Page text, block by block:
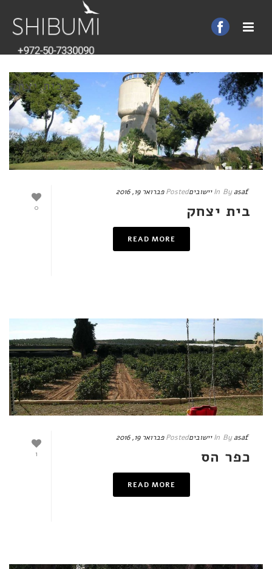
בית יצחק
0
Byasaf
In יישוביםPosted פברואר 19, 2016
בית יצחק
READ MORE
1
Byasaf
In יישוביםPosted פברואר 19, 2016
כפר הס
READ MORE